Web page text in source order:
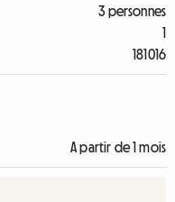
3 personnes
1
181016
A partir de 1 mois